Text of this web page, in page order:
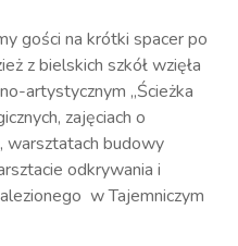
gości na krótki spacer po
z bielskich szkół wzięła
artystycznym „Ścieżka
zajęciach o
warsztatach budowy
odkrywania i
w Tajemniczym